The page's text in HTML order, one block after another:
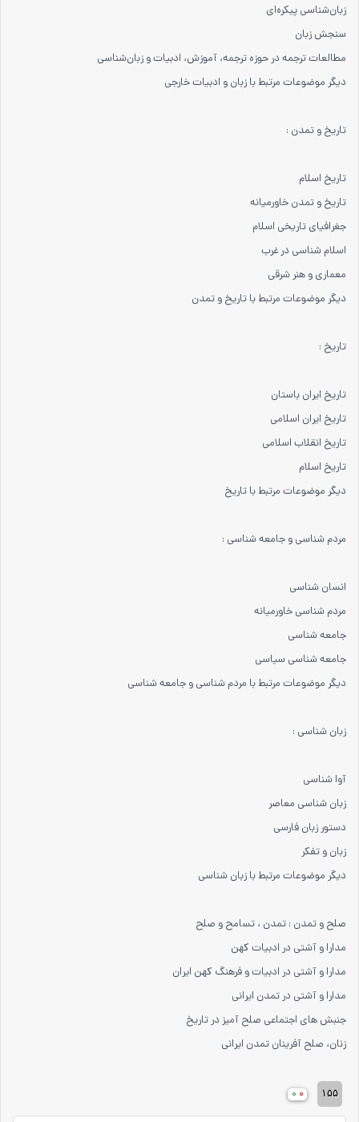
زبان‌شناسی پیکره‌ای
سنجش زبان
مطالعات ترجمه در حوزه ترجمه، آموزش، ادبیات و زبان‌شناسی
دیگر موضوعات مرتبط با زبان و ادبیات خارجی
تاریخ و تمدن :
تاریخ اسلام
تاریخ و تمدن خاورمیانه
جغرافیای تاریخی اسلام
اسلام شناسی در غرب
معماری و هنر شرقی
دیگر موضوعات مرتبط با تاریخ و تمدن
تاریخ :
تاریخ ایران باستان
تاریخ ایران اسلامی
تاریخ انقلاب اسلامی
تاریخ اسلام
دیگر موضوعات مرتبط با تاریخ
مردم شناسی و جامعه شناسی :
انسان شناسی
مردم شناسی خاورمیانه
جامعه شناسی
جامعه شناسی سیاسی
دیگر موضوعات مرتبط با مردم شناسی و جامعه شناسی
زبان شناسی :
آوا شناسی
زبان شناسی معاصر
دستور زبان فارسی
زبان و تفکر
دیگر موضوعات مرتبط با زبان شناسی
صلح و تمدن : تمدن ، تسامح و صلح
مدارا و آشتی در ادبیات کهن
مدارا و آشتی در ادبیات و فرهنگ کهن ایران
مدارا و آشتی در تمدن ایرانی
جنبش های اجتماعی صلح آمیز در تاریخ
زنان، صلح آفرینان تمدن ایرانی
۱۵۵ ۰ ۰